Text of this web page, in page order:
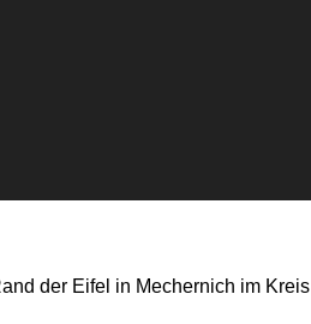
der Eifel in Mechernich im Kreis